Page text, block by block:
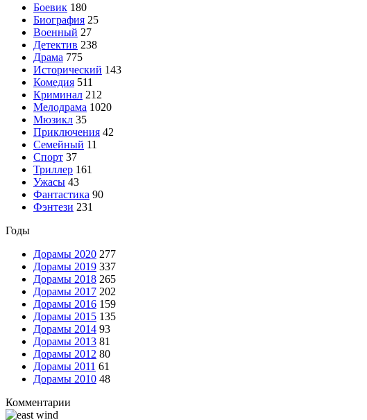
Боевик 180
Биография 25
Военный 27
Детектив 238
Драма 775
Исторический 143
Комедия 511
Криминал 212
Мелодрама 1020
Мюзикл 35
Приключения 42
Семейный 11
Спорт 37
Триллер 161
Ужасы 43
Фантастика 90
Фэнтези 231
Годы
Дорамы 2020 277
Дорамы 2019 337
Дорамы 2018 265
Дорамы 2017 202
Дорамы 2016 159
Дорамы 2015 135
Дорамы 2014 93
Дорамы 2013 81
Дорамы 2012 80
Дорамы 2011 61
Дорамы 2010 48
Комментарии